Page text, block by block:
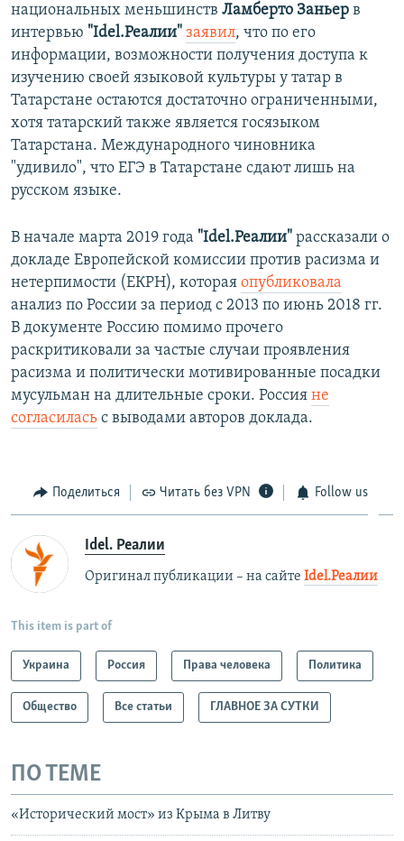
национальных меньшинств Ламберто Заньер в
интервью "Idel.Реалии" заявил, что по его
информации, возможности получения доступа к
изучению своей языковой культуры у татар в
Татарстане остаются достаточно ограниченными,
хотя татарский также является госязыком
Татарстана. Международного чиновника
"удивило", что ЕГЭ в Татарстане сдают лишь на
русском языке.
В начале марта 2019 года "Idel.Реалии" рассказали о
докладе Европейской комиссии против расизма и
нетерпимости (ЕКРН), которая опубликовала
анализ по России за период с 2013 по июнь 2018 гг.
В документе Россию помимо прочего
раскритиковали за частые случаи проявления
расизма и политически мотивированные посадки
мусульман на длительные сроки. Россия не
согласилась с выводами авторов доклада.
Поделиться Читать без VPN Follow us
Idel. Реалии
Оригинал публикации – на сайте Idel.Реалии
This item is part of
Украина Россия Права человека Политика
Общество Все статьи ГЛАВНОЕ ЗА СУТКИ
ПО ТЕМЕ
«Исторический мост» из Крыма в Литву